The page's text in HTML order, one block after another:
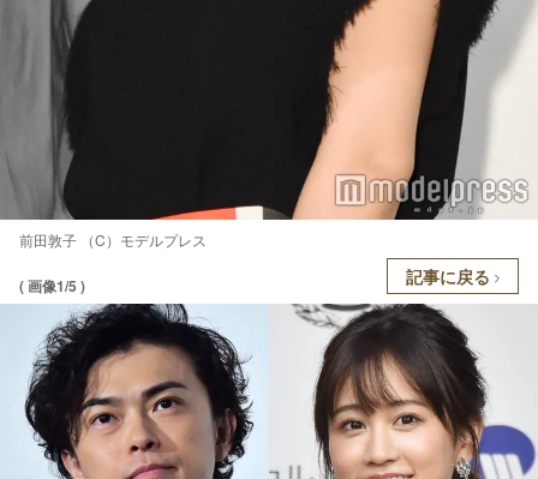
前田敦子 （C）モデルプレス
( 画像1/5 ) 記事に戻る